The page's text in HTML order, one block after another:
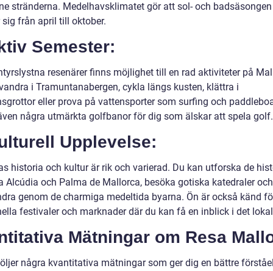
stränderna. Medelhavsklimatet gör att sol- och badsäsongen
sig från april till oktober.
Semester:
resenärer finns möjlighet till en rad aktiviteter på
i Tramuntanabergen, cykla längs kusten, klättra i
eller prova på vattensporter som surfing och
några utmärkta golfbanor för dig som älskar att spela golf.
Upplevelse:
historia och kultur är rik och varierad. Du kan utforska de
Alcúdia och Palma de Mallorca, besöka gotiska katedraler
genom de charmiga medeltida byarna. Ön är också känd
festivaler och marknader där du kan få en inblick i det
Mätningar om Resa
några kvantitativa mätningar som ger dig en bättre